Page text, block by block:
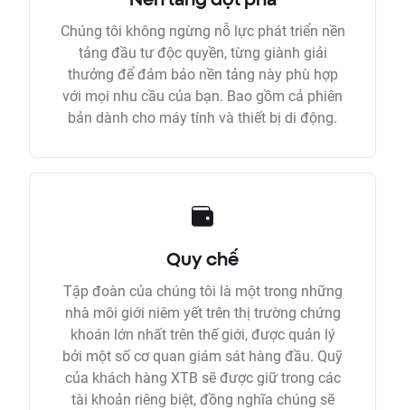
Chúng tôi không ngừng nỗ lực phát triển nền
tảng đầu tư độc quyền, từng giành giải
thưởng để đảm bảo nền tảng này phù hợp
với mọi nhu cầu của bạn. Bao gồm cả phiên
bản dành cho máy tính và thiết bị di động.
Quy chế
Tập đoàn của chúng tôi là một trong những
nhà môi giới niêm yết trên thị trường chứng
khoán lớn nhất trên thế giới, được quản lý
bởi một số cơ quan giám sát hàng đầu. Quỹ
của khách hàng XTB sẽ được giữ trong các
tài khoản riêng biệt, đồng nghĩa chúng sẽ